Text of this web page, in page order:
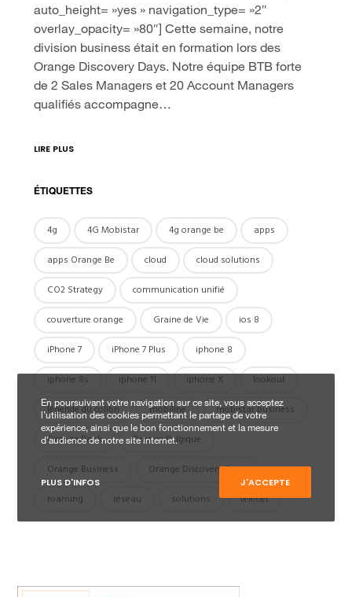
auto_height= »yes » navigation_type= »2″
overlay_opacity= »80″] Cette semaine, notre
division business était en formation lors des
Orange Discovery Days. Notre équipe BTB forte
de 2 Sales Managers et 20 Account Managers
qualifiés accompagne…
LIRE PLUS
ÉTIQUETTES
4g 4G Mobistar 4g orange be
apps
apps Orange Be
cloud
cloud solutions
CO2 Strategy
communication unifié
couverture orange
Graine de Vie
ios 8
iPhone 7
iPhone 7 Plus
iphone 8
iphone 8s
iphone 11 iphone X
lookout
légende du colibri
mobiline
mobistar business
Orange Bank
Orange Belgique
Orange Business
Orange Discovery Days
roaming
réseau solutions telenet
En poursuivant votre navigation sur ce site, vous acceptez
l’utilisation des cookies permettant le partage de votre
expérience, ainsi que le bon fonctionnement et la mesure
d’audience de notre site internet.
PLUS D'INFOS J'ACCEPTE